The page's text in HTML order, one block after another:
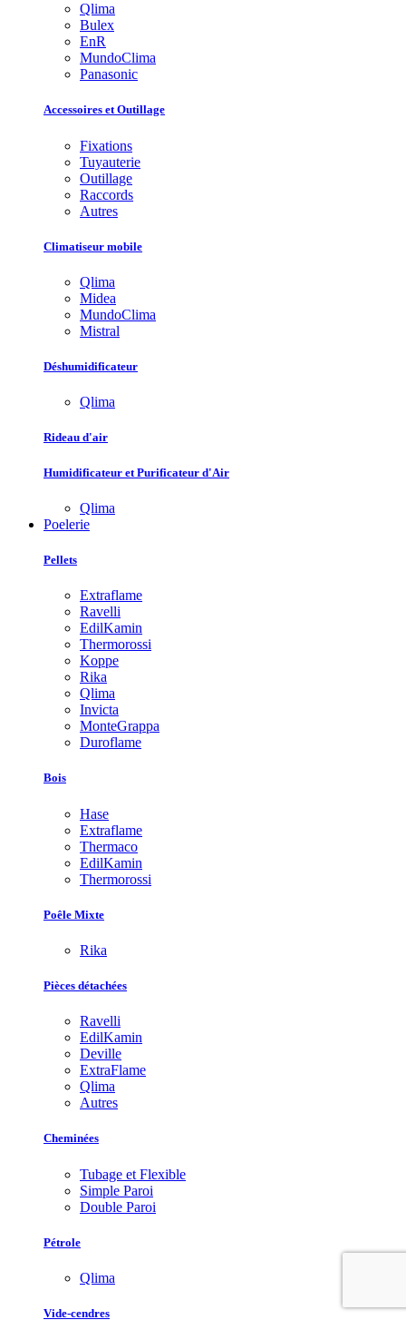
Qlima
Bulex
EnR
MundoClima
Panasonic
Accessoires et Outillage
Fixations
Tuyauterie
Outillage
Raccords
Autres
Climatiseur mobile
Qlima
Midea
MundoClima
Mistral
Déshumidificateur
Qlima
Rideau d'air
Humidificateur et Purificateur d'Air
Qlima
Poelerie
Pellets
Extraflame
Ravelli
EdilKamin
Thermorossi
Koppe
Rika
Qlima
Invicta
MonteGrappa
Duroflame
Bois
Hase
Extraflame
Thermaco
EdilKamin
Thermorossi
Poêle Mixte
Rika
Pièces détachées
Ravelli
EdilKamin
Deville
ExtraFlame
Qlima
Autres
Cheminées
Tubage et Flexible
Simple Paroi
Double Paroi
Pétrole
Qlima
Vide-cendres